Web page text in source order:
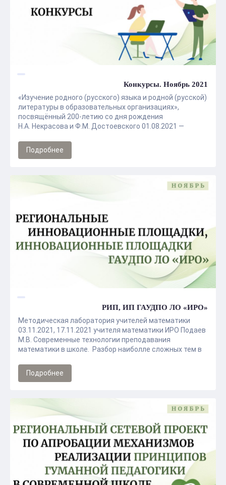
Конкурсы. Ноябрь 2021
«Изучение родного (русского) языка и родной (русской)
литературы в образовательных организациях»,
посвящённый 200-летию со дня рождения
Н.А. Некрасова и Ф.М. Достоевского 01.08.2021 —
Подробнее
РИП, ИП ГАУДПО ЛО «ИРО»
Методическая лаборатория учителей математики
03.11.2021, 17.11.2021 учителя математики ИРО Подаев
М.В. Современные технологии преподавания
математики в школе. Разбор наиболле сложных тем в
Подробнее